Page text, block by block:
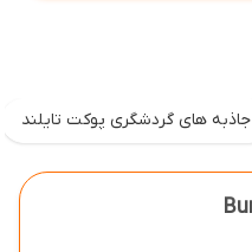
جاذبه های گردشگری پوکت تایلند